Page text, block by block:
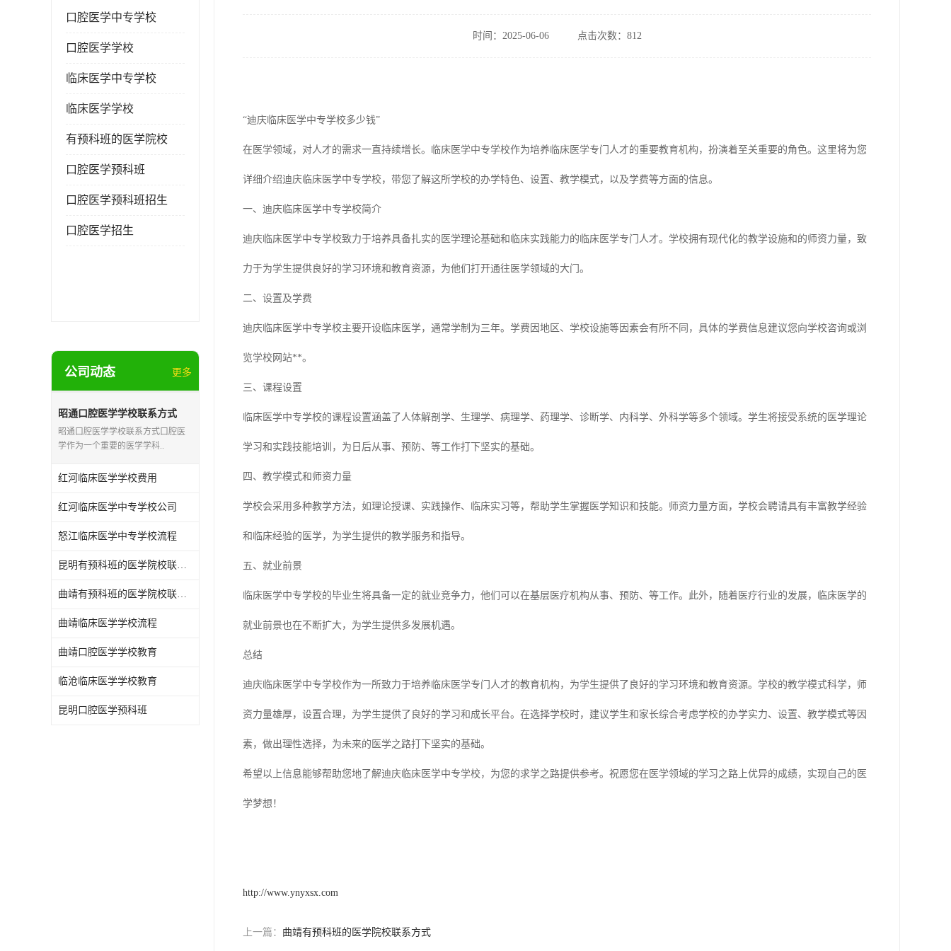
口腔医学中专学校
口腔医学学校
临床医学中专学校
临床医学学校
有预科班的医学院校
口腔医学预科班
口腔医学预科班招生
口腔医学招生
公司动态 更多
昭通口腔医学学校联系方式
昭通口腔医学学校联系方式口腔医
学作为一个重要的医学学科..
红河临床医学学校费用
红河临床医学中专学校公司
怒江临床医学中专学校流程
昆明有预科班的医学院校联系方式
曲靖有预科班的医学院校联系方式
曲靖临床医学学校流程
曲靖口腔医学学校教育
临沧临床医学学校教育
昆明口腔医学预科班
时间：2025-06-06 点击次数：812
“迪庆临床医学中专学校多少钱”
在医学领域，对人才的需求一直持续增长。临床医学中专学校作为培养临床医学专门人才的重要教育机构，扮演着至关重要的角色。这里将为您
详细介绍迪庆临床医学中专学校，带您了解这所学校的办学特色、设置、教学模式，以及学费等方面的信息。
一、迪庆临床医学中专学校简介
迪庆临床医学中专学校致力于培养具备扎实的医学理论基础和临床实践能力的临床医学专门人才。学校拥有现代化的教学设施和的师资力量，致
力于为学生提供良好的学习环境和教育资源，为他们打开通往医学领域的大门。
二、设置及学费
迪庆临床医学中专学校主要开设临床医学，通常学制为三年。学费因地区、学校设施等因素会有所不同，具体的学费信息建议您向学校咨询或浏
览学校网站**。
三、课程设置
临床医学中专学校的课程设置涵盖了人体解剖学、生理学、病理学、药理学、诊断学、内科学、外科学等多个领域。学生将接受系统的医学理论
学习和实践技能培训，为日后从事、预防、等工作打下坚实的基础。
四、教学模式和师资力量
学校会采用多种教学方法，如理论授课、实践操作、临床实习等，帮助学生掌握医学知识和技能。师资力量方面，学校会聘请具有丰富教学经验
和临床经验的医学，为学生提供的教学服务和指导。
五、就业前景
临床医学中专学校的毕业生将具备一定的就业竞争力，他们可以在基层医疗机构从事、预防、等工作。此外，随着医疗行业的发展，临床医学的
就业前景也在不断扩大，为学生提供多发展机遇。
总结
迪庆临床医学中专学校作为一所致力于培养临床医学专门人才的教育机构，为学生提供了良好的学习环境和教育资源。学校的教学模式科学，师
资力量雄厚，设置合理，为学生提供了良好的学习和成长平台。在选择学校时，建议学生和家长综合考虑学校的办学实力、设置、教学模式等因
素，做出理性选择，为未来的医学之路打下坚实的基础。
希望以上信息能够帮助您地了解迪庆临床医学中专学校，为您的求学之路提供参考。祝愿您在医学领域的学习之路上优异的成绩，实现自己的医
学梦想！
http://www.ynyxsx.com
上一篇： 曲靖有预科班的医学院校联系方式